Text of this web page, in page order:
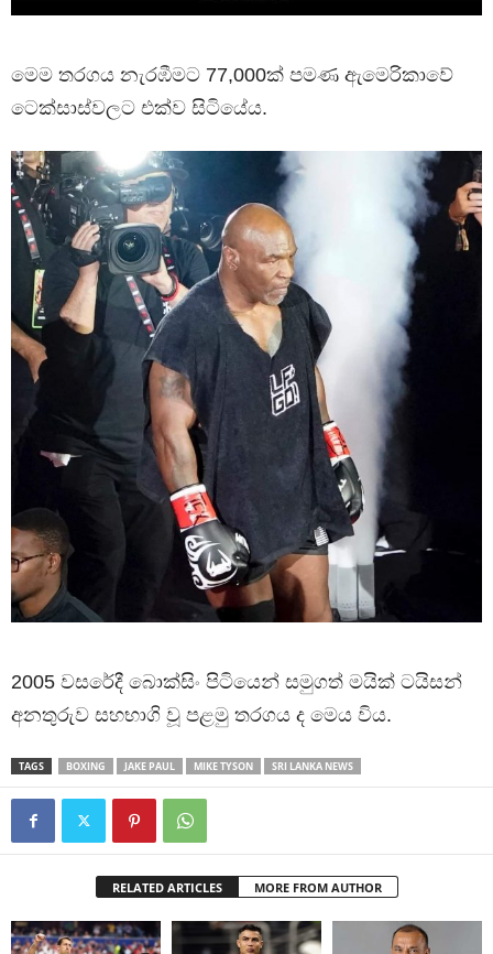
මෙම තරගය නැරඹීමට 77,000ක් පමණ ඇමෙරිකාවේ
ටෙක්සාස්වලට එක්ව සිටියේය.
2005 වසරේදී බොක්සිං පිටියෙන් සමුගත් මයික් ටයිසන්
අනතුරුව සහභාගි වූ පළමු තරගය ද මෙය විය.
TAGS BOXING JAKE PAUL MIKE TYSON SRI LANKA NEWS
RELATED ARTICLES MORE FROM AUTHOR